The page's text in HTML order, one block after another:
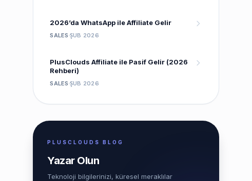
2026’da WhatsApp ile Affiliate Gelir
SALES ŞUB 2026
PlusClouds Affiliate ile Pasif Gelir (2026
Rehberi)
SALES ŞUB 2026
PLUSCLOUDS BLOG
Yazar Olun
Teknoloji bilgilerinizi, küresel meraklılar